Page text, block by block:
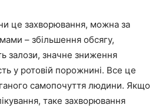
це захворювання, можна за
– збільшення обсягу,
залози, значне зниження
у ротовій порожнині. Все це
самопочуття людини. Якщо
таке захворювання